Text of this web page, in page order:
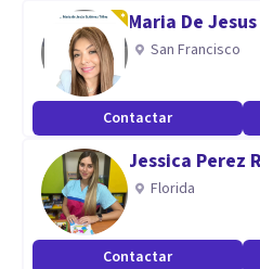
Maria De
San Francisco
Contactar
Jessica Perez
Florida
Contactar